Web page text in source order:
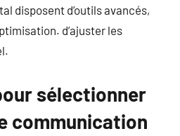
disposent d’outils avancés,
d’ajuster les
sélectionner
communication